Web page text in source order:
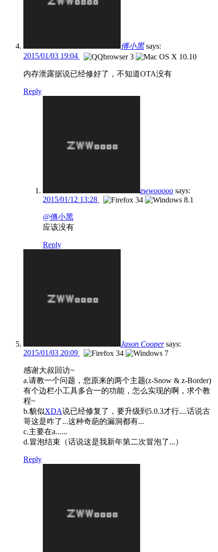
傅小黑 says:
2015/01/03 19:04
内存泄露据说已经修好了，不知道OTA没有
Reply
zwwooooo says:
2015/01/12 13:28
@傅小黑
应该没有
Reply
Jason Cooper says:
2015/01/03 20:09
感谢大叔回访~
a.请教一个问题，您原来的两个主题(z-Snow & z-Border)
有个边栏小工具多合一的功能，怎么实现的啊，求个教
程~
b.貌似XDA说已经修复了，要升级到5.0.3才行....话说古
哥这是咋了...这种奇葩的漏洞都有...
c.主要在a......
d.冒泡结束（话说这是我新年第二次冒泡了...）
Reply